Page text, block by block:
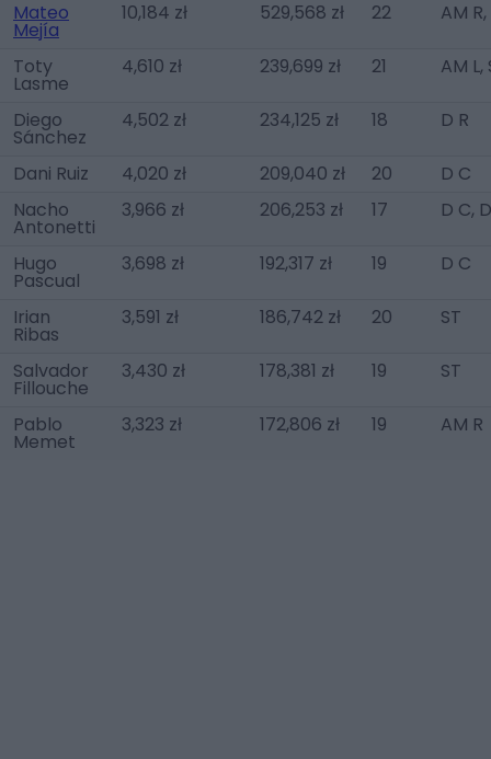
Mateo
Mejía
10,184 zł 529,568 zł 22 AM
Toty
Lasme
4,610 zł 239,699 zł 21 AM L,
Diego
Sánchez
4,502 zł 234,125 zł 18 D R
Dani Ruiz 4,020 zł 209,040 zł 20
D C
Nacho
Antonetti
3,966 zł 206,253 zł 17 D C,
Hugo
Pascual
3,698 zł 192,317 zł 19 D C
Irian
Ribas
3,591 zł 186,742 zł 20 ST
Salvador
Fillouche
3,430 zł 178,381 zł 19 ST
Pablo
Memet
3,323 zł 172,806 zł 19 AM R